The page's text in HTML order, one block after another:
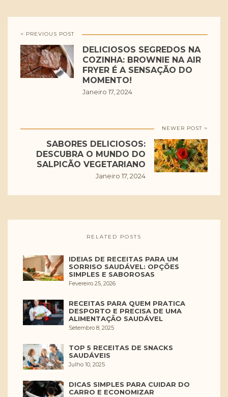
< PREVIOUS POST
DELICIOSOS SEGREDOS NA
COZINHA: BROWNIE NA AIR
FRYER É A SENSAÇÃO DO
MOMENTO!
Janeiro 17, 2024
NEWER POST >
SABORES DELICIOSOS:
DESCUBRA O MUNDO DO
SALPICÃO VEGETARIANO
Janeiro 17, 2024
RELATED POSTS
IDEIAS DE RECEITAS PARA UM
SORRISO SAUDÁVEL: OPÇÕES
SIMPLES E SABOROSAS
Fevereiro 25, 2026
RECEITAS PARA QUEM PRATICA
DESPORTO E PRECISA DE UMA
ALIMENTAÇÃO SAUDÁVEL
Setembro 8, 2025
TOP 5 RECEITAS DE SNACKS
SAUDÁVEIS
Julho 10, 2025
DICAS SIMPLES PARA CUIDAR DO
CARRO E ECONOMIZAR